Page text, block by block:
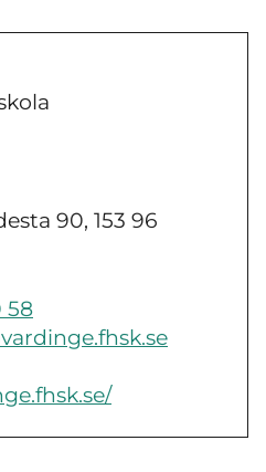
90, 153 96
58